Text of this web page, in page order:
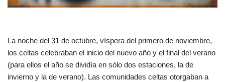
La noche del 31 de octubre, víspera del primero de noviembre,
los celtas celebraban el inicio del nuevo año y el final del verano
(para ellos el año se dividía en sólo dos estaciones, la de
invierno y la de verano). Las comunidades celtas otorgaban a